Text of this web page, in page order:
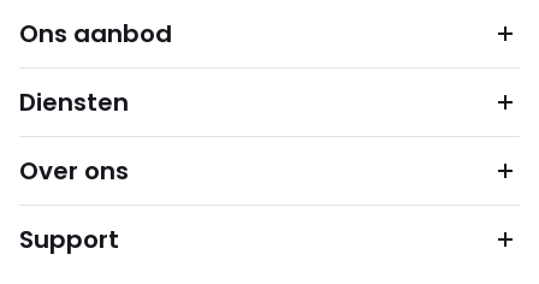
Ons aanbod
Diensten
Over ons
Support